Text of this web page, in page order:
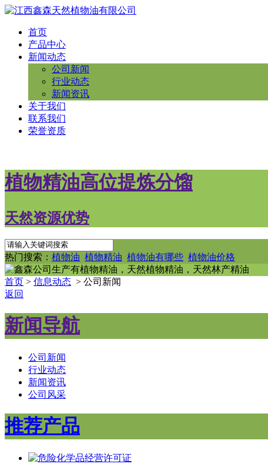
首页
产品中心
新闻动态
公司新闻
行业动态
新闻资讯
关于我们
联系我们
荣誉资质
植物精油高位提炼分馏
天然资源优势
热门搜索： 植物油 植物精油 植物油有哪些 植物油价格
首页 > 信息动态 > 公司新闻
返回
新闻导航
公司新闻
行业动态
新闻资讯
公司风采
推荐产品